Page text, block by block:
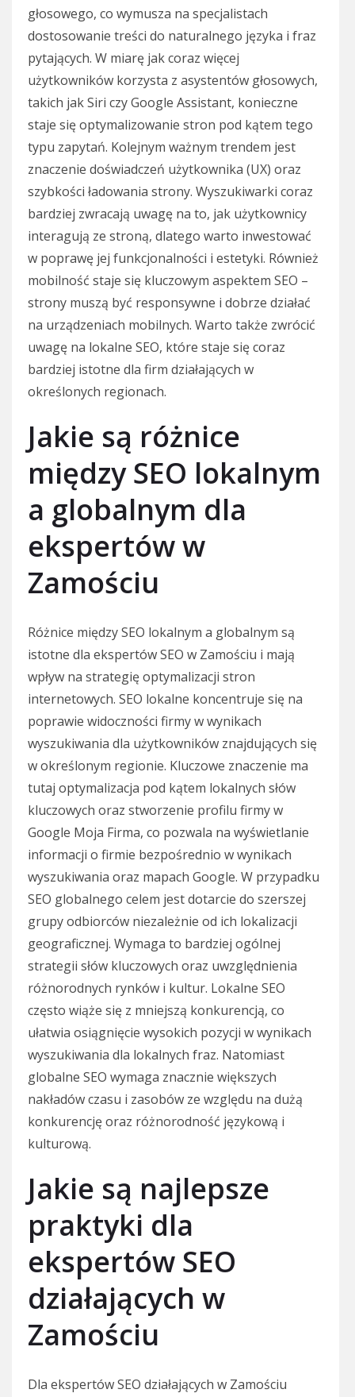
głosowego, co wymusza na specjalistach
dostosowanie treści do naturalnego języka i fraz
pytających. W miarę jak coraz więcej
użytkowników korzysta z asystentów głosowych,
takich jak Siri czy Google Assistant, konieczne
staje się optymalizowanie stron pod kątem tego
typu zapytań. Kolejnym ważnym trendem jest
znaczenie doświadczeń użytkownika (UX) oraz
szybkości ładowania strony. Wyszukiwarki coraz
bardziej zwracają uwagę na to, jak użytkownicy
interagują ze stroną, dlatego warto inwestować
w poprawę jej funkcjonalności i estetyki. Również
mobilność staje się kluczowym aspektem SEO –
strony muszą być responsywne i dobrze działać
na urządzeniach mobilnych. Warto także zwrócić
uwagę na lokalne SEO, które staje się coraz
bardziej istotne dla firm działających w
określonych regionach.
Jakie są różnice
między SEO lokalnym
a globalnym dla
ekspertów w
Zamościu
Różnice między SEO lokalnym a globalnym są
istotne dla ekspertów SEO w Zamościu i mają
wpływ na strategię optymalizacji stron
internetowych. SEO lokalne koncentruje się na
poprawie widoczności firmy w wynikach
wyszukiwania dla użytkowników znajdujących się
w określonym regionie. Kluczowe znaczenie ma
tutaj optymalizacja pod kątem lokalnych słów
kluczowych oraz stworzenie profilu firmy w
Google Moja Firma, co pozwala na wyświetlanie
informacji o firmie bezpośrednio w wynikach
wyszukiwania oraz mapach Google. W przypadku
SEO globalnego celem jest dotarcie do szerszej
grupy odbiorców niezależnie od ich lokalizacji
geograficznej. Wymaga to bardziej ogólnej
strategii słów kluczowych oraz uwzględnienia
różnorodnych rynków i kultur. Lokalne SEO
często wiąże się z mniejszą konkurencją, co
ułatwia osiągnięcie wysokich pozycji w wynikach
wyszukiwania dla lokalnych fraz. Natomiast
globalne SEO wymaga znacznie większych
nakładów czasu i zasobów ze względu na dużą
konkurencję oraz różnorodność językową i
kulturową.
Jakie są najlepsze
praktyki dla
ekspertów SEO
działających w
Zamościu
Dla ekspertów SEO działających w Zamościu